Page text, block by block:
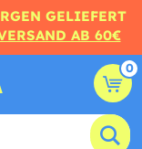
GELIEFERT
AB 60€
0